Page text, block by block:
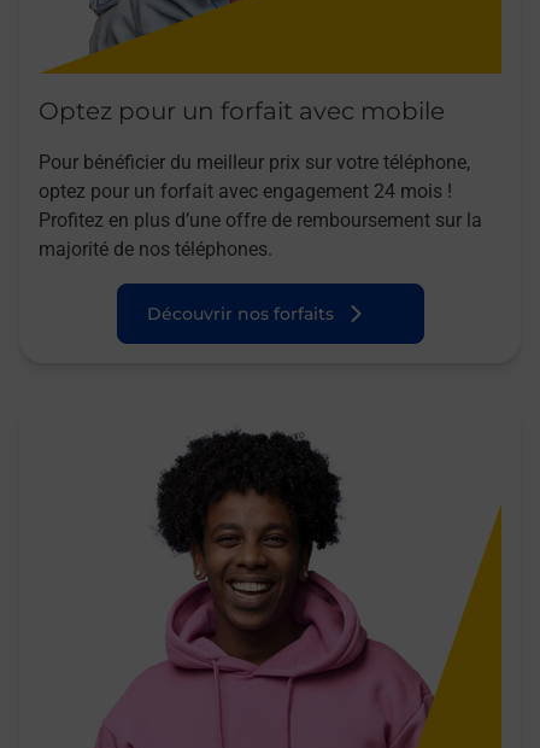
Optez pour un forfait avec mobile
Pour bénéficier du meilleur prix sur votre téléphone,
optez pour un forfait avec engagement 24 mois !
Profitez en plus d’une offre de remboursement sur la
majorité de nos téléphones.
Découvrir nos forfaits